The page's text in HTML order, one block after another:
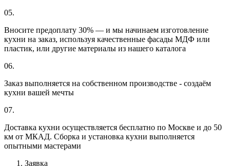
05.
Вносите предоплату 30% — и мы начинаем изготовление
кухни на заказ, используя качественные фасады МДФ или
пластик, или другие материалы из нашего каталога
06.
Заказ выполняется на собственном производстве - создаём
кухни вашей мечты
07.
Доставка кухни осуществляется бесплатно по Москве и до 50
км от МКАД. Сборка и установка кухни выполняется
опытными мастерами
Заявка